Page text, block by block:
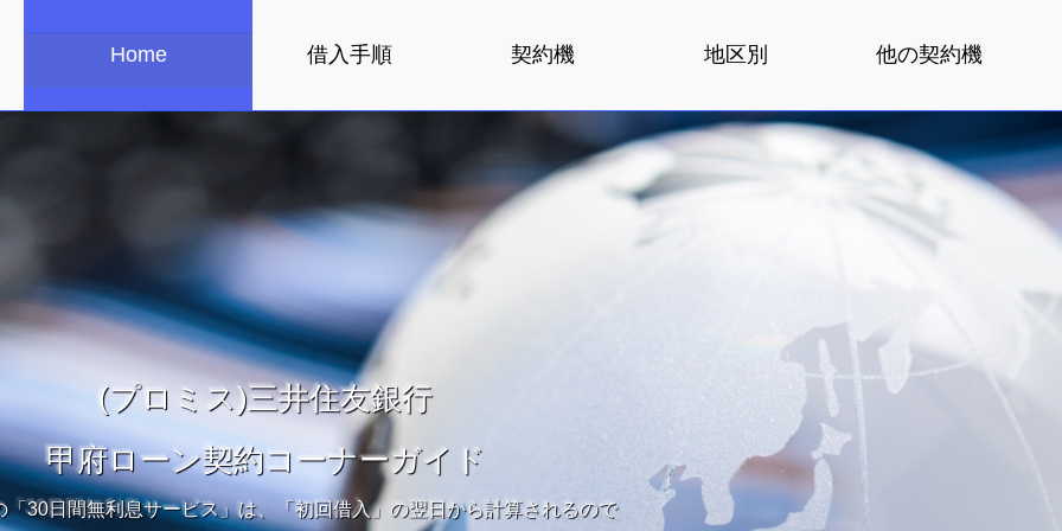
(プロミス)三井住友銀行
甲府ローン契約コーナーガイド
「30日間無利息サービス」は、「初回借入」の翌日から計算されるので
Home 借入手順 契約機 地区別 他の契約機